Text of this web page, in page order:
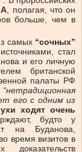
, полагая, что он
больше, чем в
самых “сочных”
стал
и его личную
британской
палаты РФ
“нетрадиционная
его с одним из
ходят очень
будто у
на Буданова,
во время визитов в
доказательств